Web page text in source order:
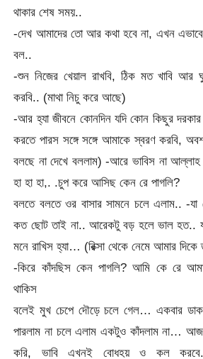
থাকার শেষ সময়..
-দেখ আমাদের তো আর কথা হবে না, এখন
বল..
-শুন নিজের খেয়াল রাখবি, ঠিক মত খাবি আর
করবি.. (মাথা নিচু করে আছে)
-আর হ্যা জীবনে কোনদিন যদি কোন কিছুর
করতে পারস সঙ্গে সঙ্গে আমাকে স্বরণ করবি,
বলছে না দেখে বললাম) -আরে ভাবিস না
হা হা হা,. .চুপ করে আসিছ কেন রে পাগলি?
বলতে বলতে ওর বাসার সামনে চলে এলাম.. -
কত ছোট তাই না.. আরেকটু বড় হলে ভাল হত..
মনে রাখিস হ্যা… (রিক্সা থেকে নেমে আমার
-কিরে কাঁদছিস কেন পাগলি? আমি কে রে
থাকিস
বলেই মুখ চেপে দৌড়ে চলে গেল… একবার
পারলাম না চলে এলাম একটুও কাঁদলাম না…
করি, ভাবি এখনই বোধহয় ও কল